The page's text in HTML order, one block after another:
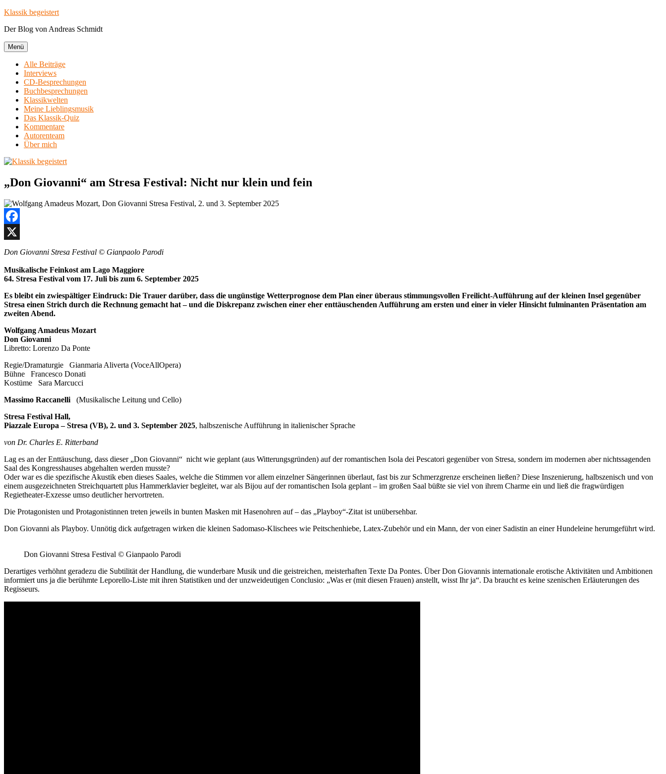
Zum
springen
Klassik begeistert
Der Blog von Andreas Schmidt
Menü
Alle Beiträge
Interviews
CD-Besprechungen
Buchbesprechungen
Klassikwelten
Meine Lieblingsmusik
Das Klassik-Quiz
Kommentare
Autorenteam
Über mich
„Don Giovanni“ am Stresa Festival: Nicht nur klein und fein
Facebook
X
Don Giovanni Stresa Festival © Gianpaolo Parodi
Musikalische Feinkost am Lago Maggiore
64. Stresa Festival vom 17. Juli bis zum 6. September 2025
Es bleibt ein zwiespältiger Eindruck: Die Trauer darüber, dass die ungünstige Wetterprognose dem Plan einer überaus stimmungsvollen Freilicht-Aufführung auf der kleinen Insel gegenüber
Stresa einen Strich durch die Rechnung gemacht hat – und die Diskrepanz zwischen einer eher enttäuschenden Aufführung am ersten und einer in vieler Hinsicht fulminanten Präsentation am
zweiten Abend.
Wolfgang Amadeus Mozart
Don Giovanni
Libretto: Lorenzo Da Ponte
Regie/Dramaturgie Gianmaria Aliverta (VoceAllOpera)
Bühne Francesco Donati
Kostüme Sara Marcucci
Massimo Raccanelli (Musikalische Leitung und Cello)
Stresa Festival Hall,
Piazzale Europa – Stresa (VB), 2. und 3. September 2025, halbszenische Aufführung in italienischer Sprache
von Dr. Charles E. Ritterband
Lag es an der Enttäuschung, dass dieser „Don Giovanni“ nicht wie geplant (aus Witterungsgründen) auf der romantischen Isola dei Pescatori gegenüber von Stresa, sondern im modernen aber nichtssagenden
Saal des Kongresshauses abgehalten werden musste?
Oder war es die spezifische Akustik eben dieses Saales, welche die Stimmen vor allem einzelner Sängerinnen überlaut, fast bis zur Schmerzgrenze erscheinen ließen? Diese Inszenierung, halbszenisch und von
einem ausgezeichneten Streichquartett plus Hammerklavier begleitet, war als Bijou auf der romantischen Isola geplant – im großen Saal büßte sie viel von ihrem Charme ein und ließ die fragwürdigen
Regietheater-Exzesse umso deutlicher hervortreten.
Die Protagonisten und Protagonistinnen treten jeweils in bunten Masken mit Hasenohren auf – das „Playboy“-Zitat ist unübersehbar.
Don Giovanni als Playboy. Unnötig dick aufgetragen wirken die kleinen Sadomaso-Klischees wie Peitschenhiebe, Latex-Zubehör und ein Mann, der von einer Sadistin an einer Hundeleine herumgeführt wird.
Don Giovanni Stresa Festival © Gianpaolo Parodi
Derartiges verhöhnt geradezu die Subtilität der Handlung, die wunderbare Musik und die geistreichen, meisterhaften Texte Da Pontes. Über Don Giovannis internationale erotische Aktivitäten und Ambitionen
informiert uns ja die berühmte Leporello-Liste mit ihren Statistiken und der unzweideutigen Conclusio: „Was er (mit diesen Frauen) anstellt, wisst Ihr ja“. Da braucht es keine szenischen Erläuterungen des
Regisseurs.